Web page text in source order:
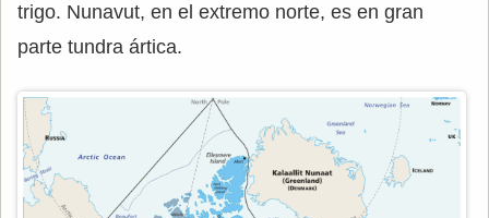
trigo. Nunavut, en el extremo norte, es en gran
parte tundra ártica.